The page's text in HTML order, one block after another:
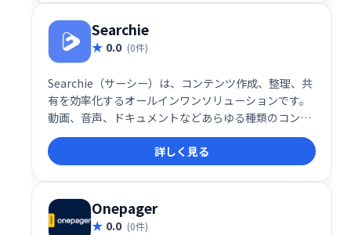
Searchie
0.0 (0件)
Searchie（サーシー）は、コンテンツ作成、整理、共
有を効率化するオールインワンソリューションです。
動画、音声、ドキュメントなどあらゆる種類のコンテ
ンツを統合的に管理し、検索・共有を容易にします。
知識や経験を活かしたコンテンツビジネスの構築を強
力にサポート。視聴者とのエンゲージメントを高め、
収益化を促進します。柔軟で使いやすいインターフェ
ースで、コンテンツを最大限に活用しましょう。
詳しく見る
Onepager
0.0 (0件)